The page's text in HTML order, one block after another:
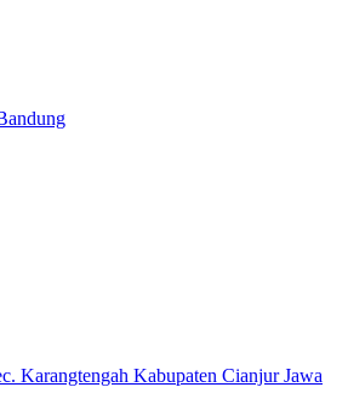
Karangtengah Kabupaten Cianjur Jawa